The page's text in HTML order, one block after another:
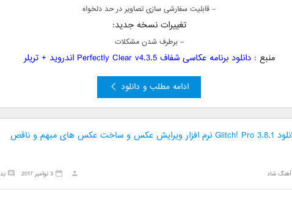
– قابلیت سفارشی سازی تصاویر در حد دلخواه
تغییرات نسخه جدید:
– برطرف شدن مشکلات
منبع :دانلود برنامه عکاسی شفاف Perfectly Clear v4.3.5 اندروید + تریلر
ادامه مطلب و دانلود
دانلود Glitch! Pro 3.8.1 نرم افزار ویرایش عکس و ساخت عکس های مبهم و ناقص
آهنگ شاد 3 نوامبر 2017